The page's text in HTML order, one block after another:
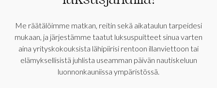
Me räätälöimme matkan, reitin sekä aikataulun tarpeidesi
mukaan, ja järjestämme taatut luksuspuitteet sinua varten
aina yrityskokouksista lähipiirisi rentoon illanviettoon tai
elämyksellisistä juhlista useamman päivän nautiskeluun
luonnonkauniissa ympäristössä.